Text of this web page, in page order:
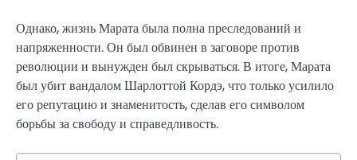
Однако, жизнь Марата была полна преследований и
напряженности. Он был обвинен в заговоре против
революции и вынужден был скрываться. В итоге, Марата
был убит вандалом Шарлоттой Кордэ, что только усилило
его репутацию и знаменитость, сделав его символом
борьбы за свободу и справедливость.